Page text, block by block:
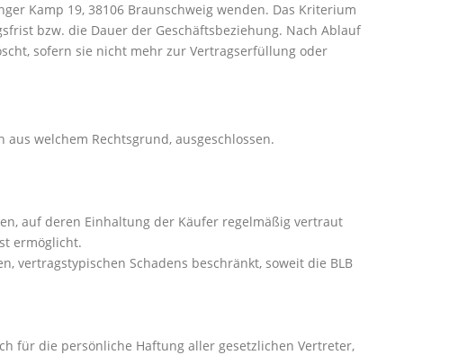
Kamp 19, 38106 Braunschweig wenden. Das Kriterium
bzw. die Dauer der Geschäftsbeziehung. Nach Ablauf
sofern sie nicht mehr zur Vertragserfüllung oder
welchem Rechtsgrund, ausgeschlossen.
auf deren Einhaltung der Käufer regelmäßig vertraut
ermöglicht.
vertragstypischen Schadens beschränkt, soweit die BLB
für die persönliche Haftung aller gesetzlichen Vertreter,